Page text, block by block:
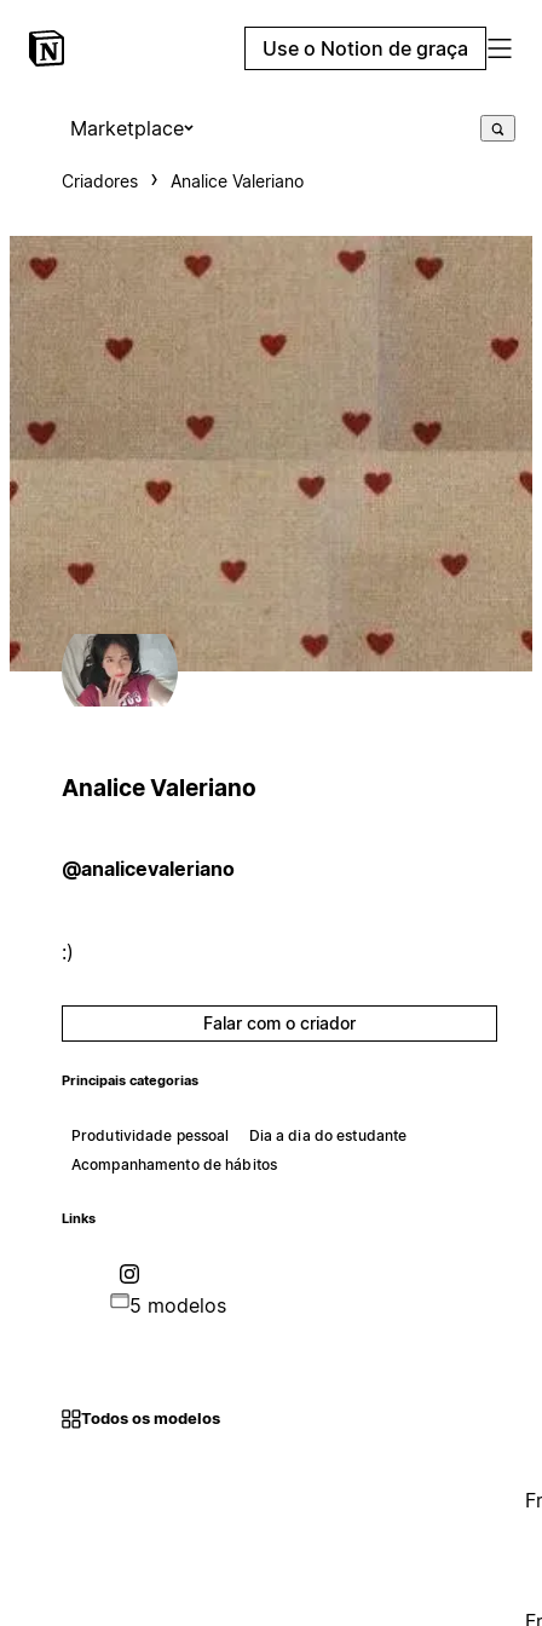
Use o Notion de graça
Marketplace
Criadores Analice Valeriano
Analice Valeriano
@analicevaleriano
:)
Falar com o criador
Principais categorias
Produtividade pessoal
Dia a dia do estudante
Acompanhamento de hábitos
Links
5 modelos
Todos os modelos